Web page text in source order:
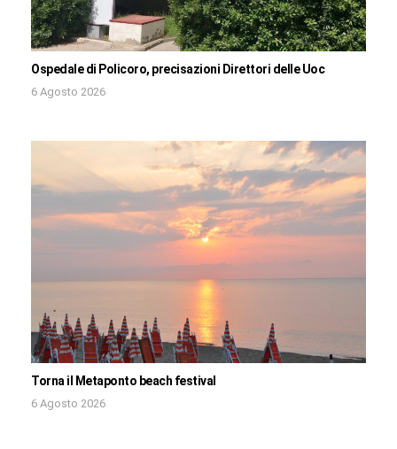
Ospedale di Policoro, precisazioni Direttori delle Uoc
6 Agosto 2026
Torna il Metaponto beach festival
6 Agosto 2026